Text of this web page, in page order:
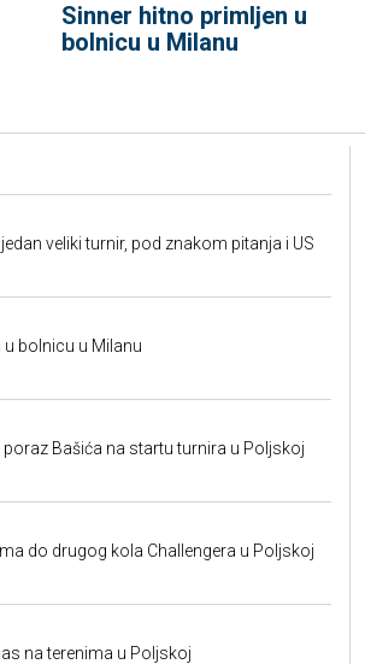
Sinner hitno primljen u
bolnicu u Milanu
veliki turnir, pod znakom pitanja i US
bolnicu u Milanu
Bašića na startu turnira u Poljskoj
do drugog kola Challengera u Poljskoj
na terenima u Poljskoj